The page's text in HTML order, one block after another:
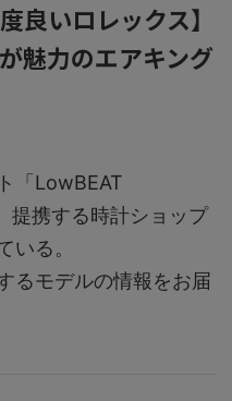
良いロレックス】
魅力のエアキング
「LowBEAT
提携する時計ショップ
いる。
るモデルの情報をお届